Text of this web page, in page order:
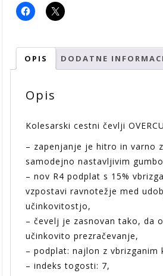
OPIS DODATNE
Opis
Kolesarski cestni čevlji
– zapenjanje je hitro in varno
samodejno nastavljivim
– nov R4 podplat s 15%
vzpostavi ravnotežje med
učinkovitostjo,
– čevelj je zasnovan tako, da
učinkovito prezračevanje,
– podplat: najlon z vbrizganim
– indeks togosti: 7,